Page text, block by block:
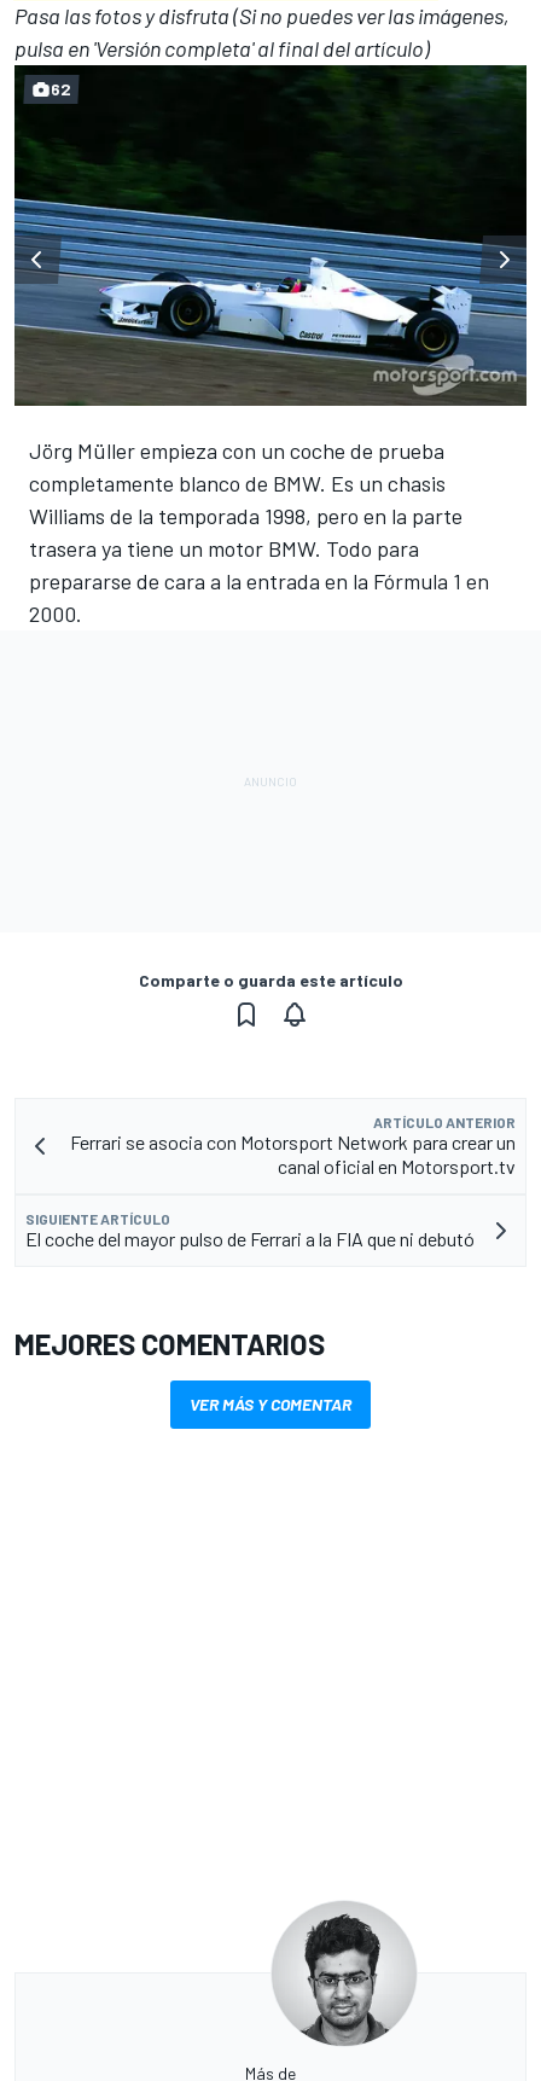
Pasa las fotos y disfruta (Si no puedes ver las imágenes,
pulsa en 'Versión completa' al final del artículo)
Jörg Müller empieza con un coche de prueba
completamente blanco de BMW. Es un chasis
Williams de la temporada 1998, pero en la parte
trasera ya tiene un motor BMW. Todo para
prepararse de cara a la entrada en la Fórmula 1 en
2000.
62
Comparte o guarda este artículo
ARTÍCULO ANTERIOR
Ferrari se asocia con Motorsport Network para crear un
canal oficial en Motorsport.tv
SIGUIENTE ARTÍCULO
El coche del mayor pulso de Ferrari a la FIA que ni debutó
MEJORES COMENTARIOS
VER MÁS Y COMENTAR
Más de